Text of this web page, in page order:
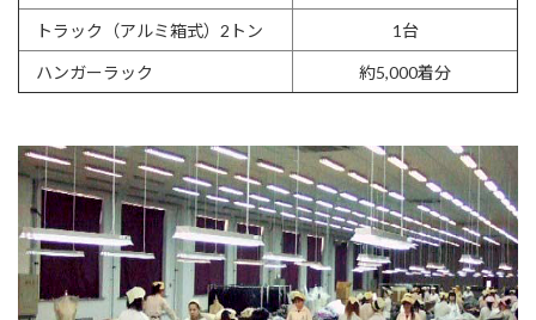
トラック（アルミ箱式）2トン 1台
ハンガーラック 約5,000着分